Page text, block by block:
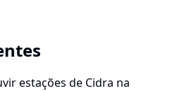
estações de Cidra na